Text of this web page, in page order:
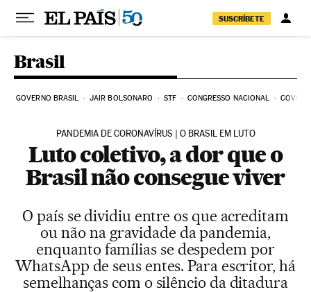
Pular para o conteúdo
SUSCRÍBETE
Brasil
GOVERNO BRASIL JAIR BOLSONARO STF CONGRESSO NACIONAL COVID-
PANDEMIA DE CORONAVÍRUS | O BRASIL EM LUTO
Luto coletivo, a dor que o
Brasil não consegue viver
O país se dividiu entre os que acreditam
ou não na gravidade da pandemia,
enquanto famílias se despedem por
WhatsApp de seus entes. Para escritor, há
semelhanças com o silêncio da ditadura